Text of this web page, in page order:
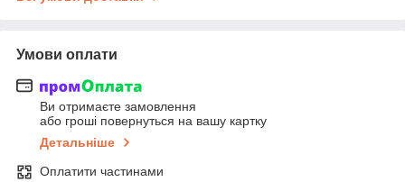
Умови оплати
Ви отримаєте замовлення
або гроші повернуться на вашу картку
Детальніше
Оплатити частинами